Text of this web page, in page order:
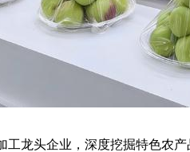
龙头企业，深度挖掘特色农